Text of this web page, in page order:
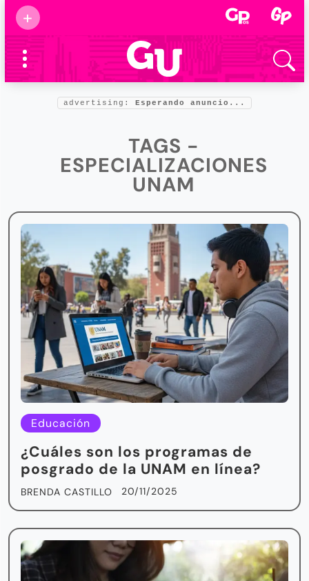
+
Supermamás
2025
Marcas de
confianza
Foro salud
advertising: Esperando anuncio...
TAGS -
ESPECIALIZACIONES
UNAM
Educación
¿Cuáles son los programas de
posgrado de la UNAM en línea?
BRENDA CASTILLO 20/11/2025